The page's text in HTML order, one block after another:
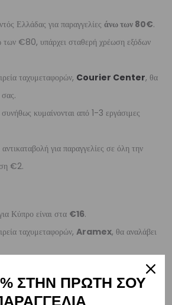
Ελλάδας για παραγγελίες άνω των 80€.
των €80, υπάρχει σταθερή χρέωση εξόδων
ταχυμεταφορών, Courier Center, θα
κυμαίνονται από 1-3 εργάσιμες
για παραγγελίες σε όλη την
€2.
Κύπρο είναι στα €16.
ταχυμεταφορών, Aramex, θα αναλάβει
ΣΤΗΝ ΠΡΩΤΗ ΣΟΥ